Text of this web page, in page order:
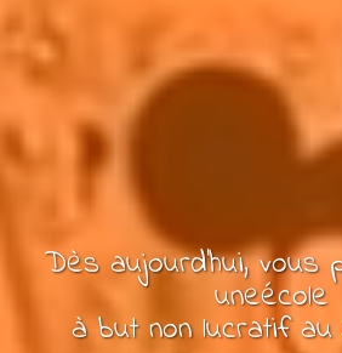
Dès aujourd'hui, vous
uneécole
à but non lucratifau